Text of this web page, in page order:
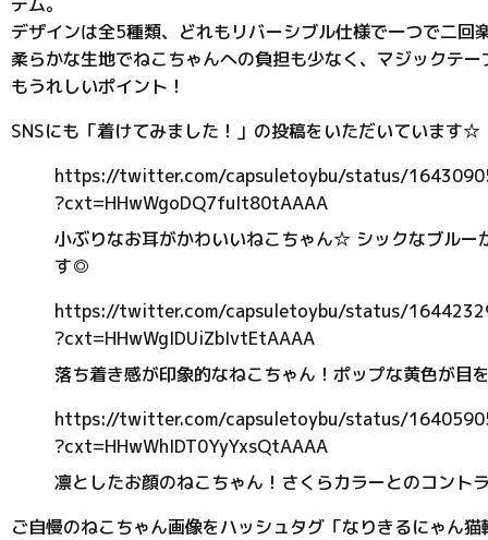
デザインは全5種類、どれもリバーシブル仕様で一つで二回
柔らかな生地でねこちゃんへの負担も少なく、マジックテ
もうれしいポイント！
SNSにも「着けてみました！」の投稿をいただいています☆
https://twitter.com/capsuletoybu/status/
?cxt=HHwWgoDQ7fuIt80tAAAA
小ぶりなお耳がかわいいねこちゃん☆ シックなブルー
す◎
https://twitter.com/capsuletoybu/status/
?cxt=HHwWgIDUiZbIvtEtAAAA
落ち着き感が印象的なねこちゃん！ポップな黄色が目
https://twitter.com/capsuletoybu/status/
?cxt=HHwWhIDT0YyYxsQtAAAA
凛としたお顔のねこちゃん！さくらカラーとのコント
ご自慢のねこちゃん画像をハッシュタグ「なりきるにゃん